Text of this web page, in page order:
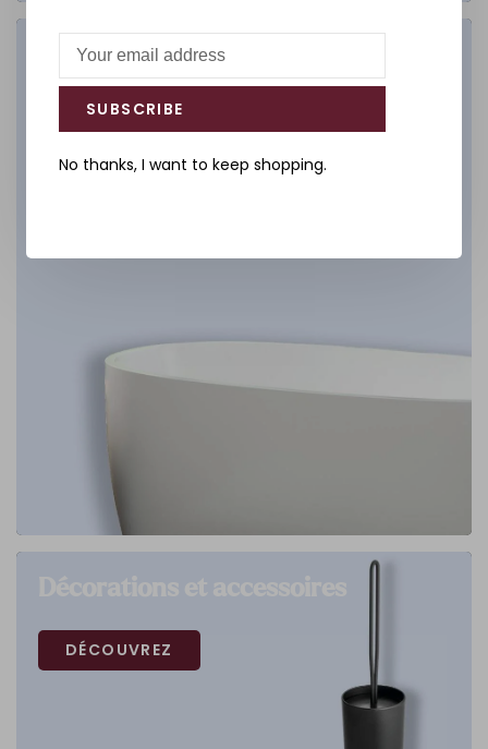
Salle de bain
DÉCOUVREZ
DÉCOUVREZ
SUBSCRIBE
No thanks, I want to keep shopping.